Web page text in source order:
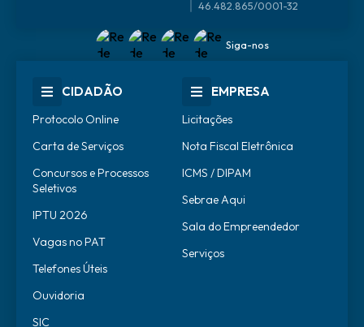
46.482.865/0001-32
Siga-nos
CIDADÃO
Protocolo Online
Carta de Serviços
Concursos e Processos
Seletivos
IPTU 2026
Vagas no PAT
Telefones Úteis
Ouvidoria
SIC
EMPRESA
Licitações
Nota Fiscal Eletrônica
ICMS / DIPAM
Sebrae Aqui
Sala do Empreendedor
Serviços